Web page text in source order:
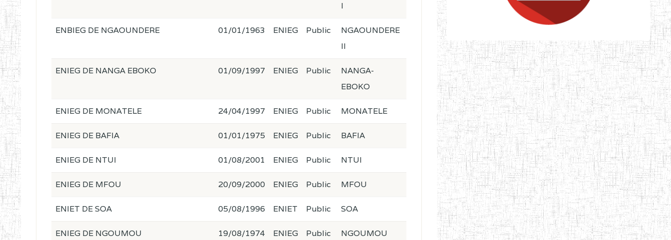
I
ENBIEG DE NGAOUNDERE 01/01/1963 ENIEG Public
NGAOUNDERE
II
ENIEG DE NANGA EBOKO 01/09/1997 ENIEG Public
NANGA-
EBOKO
ENIEG DE MONATELE 24/04/1997 ENIEG Public MONATELE
ENIEG DE BAFIA 01/01/1975 ENIEG Public BAFIA
ENIEG DE NTUI 01/08/2001 ENIEG Public NTUI
ENIEG DE MFOU 20/09/2000 ENIEG Public MFOU
ENIET DE SOA 05/08/1996 ENIET Public SOA
ENIEG DE NGOUMOU 19/08/1974 ENIEG Public NGOUMOU